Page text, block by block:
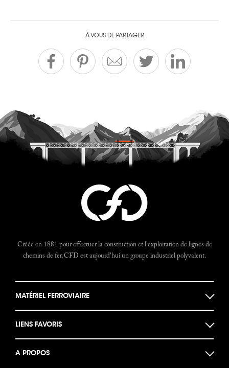
À VOUS DE PARTAGER
Créée en 1881 pour effectuer la construction et l'exploitation de lignes de
chemins de fer, CFD est aujourd'hui un groupe industriel polyvalent.
MATÉRIEL FERROVIAIRE
Autorails
LIENS FAVORIS
A PROPOS